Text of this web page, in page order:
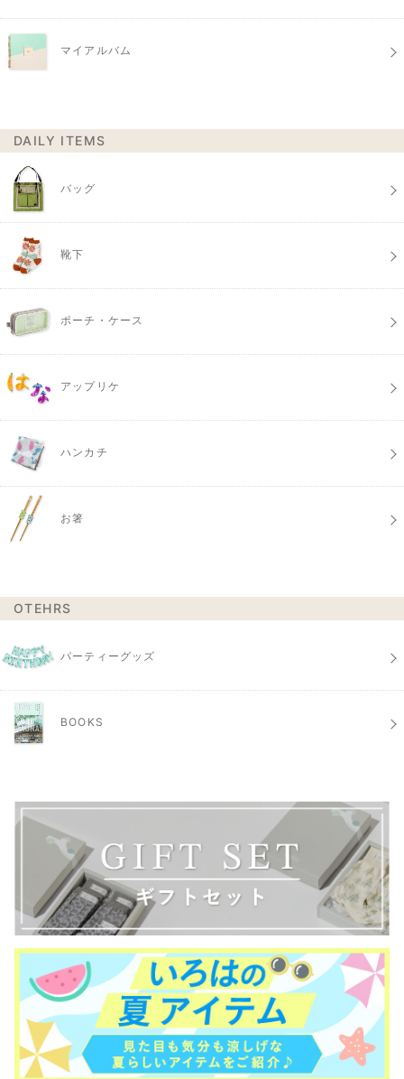
マイアルバム
DAILY ITEMS
バッグ
靴下
ポーチ・ケース
アップリケ
ハンカチ
お箸
OTEHRS
パーティーグッズ
BOOKS